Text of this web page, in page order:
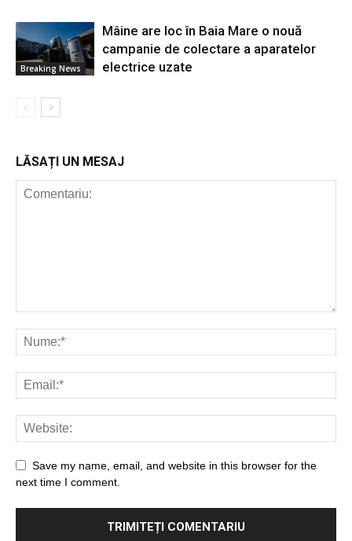
Breaking News
Mâine are loc în Baia Mare o nouă
campanie de colectare a aparatelor
electrice uzate
LĂSAȚI UN MESAJ
Save my name, email, and website in this browser for the
next time I comment.